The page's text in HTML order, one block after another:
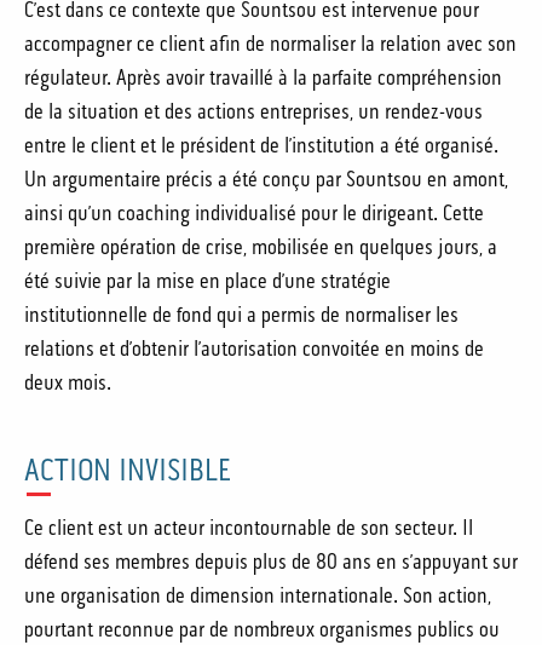
C’est dans ce contexte que Sountsou est intervenue pour
accompagner ce client afin de normaliser la relation avec son
régulateur. Après avoir travaillé à la parfaite compréhension
de la situation et des actions entreprises, un rendez-vous
entre le client et le président de l’institution a été organisé.
Un argumentaire précis a été conçu par Sountsou en amont,
ainsi qu’un coaching individualisé pour le dirigeant. Cette
première opération de crise, mobilisée en quelques jours, a
été suivie par la mise en place d’une stratégie
institutionnelle de fond qui a permis de normaliser les
relations et d’obtenir l’autorisation convoitée en moins de
deux mois.
ACTION INVISIBLE
Ce client est un acteur incontournable de son secteur. Il
défend ses membres depuis plus de 80 ans en s’appuyant sur
une organisation de dimension internationale. Son action,
pourtant reconnue par de nombreux organismes publics ou